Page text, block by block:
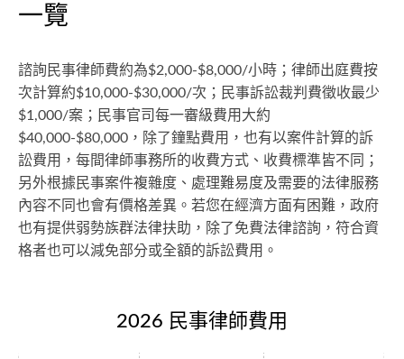
一覽
諮詢民事律師費約為$2,000-$8,000/小時；律師出庭費按
次計算約$10,000-$30,000/次；民事訴訟裁判費徵收最少
$1,000/案；民事官司每一審級費用大約
$40,000-$80,000，除了鐘點費用，也有以案件計算的訴
訟費用，每間律師事務所的收費方式、收費標準皆不同；
另外根據民事案件複雜度、處理難易度及需要的法律服務
內容不同也會有價格差異。若您在經濟方面有困難，政府
也有提供弱勢族群法律扶助，除了免費法律諮詢，符合資
格者也可以減免部分或全額的訴訟費用。
2026 民事律師費用